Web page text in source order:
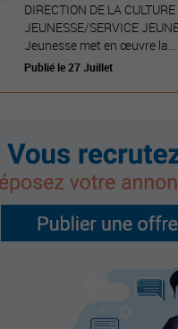
DIRECTION DE LA
JEUNESSE/SERVICE
Jeunesse met en œuvre la...
Publié le 27 Juillet